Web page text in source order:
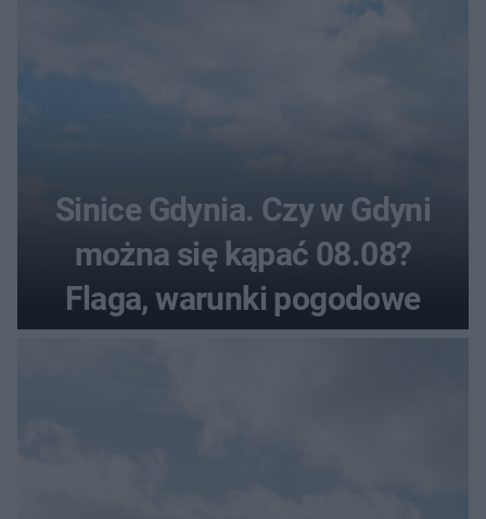
Sinice Gdynia. Czy w Gdyni
można się kąpać 08.08?
Flaga, warunki pogodowe